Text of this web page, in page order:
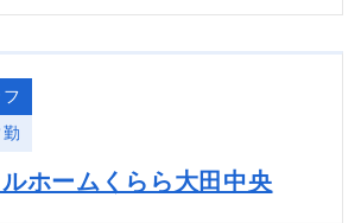
ホームくらら大田中央